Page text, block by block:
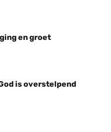
en groet
is overstelpend